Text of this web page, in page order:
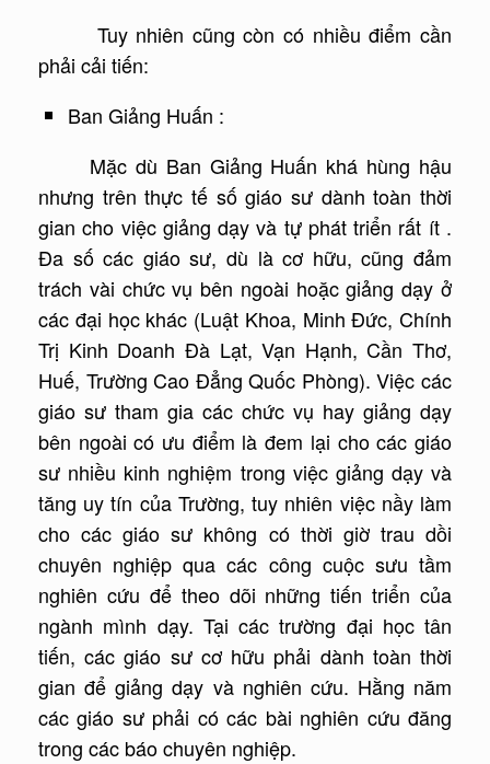
Tuy nhiên cũng còn có nhiều điểm cần
phải cải tiến:
Ban Giảng Huấn :
Mặc dù Ban Giảng Huấn khá hùng hậu
nhưng trên thực tế số giáo sư dành toàn thời
gian cho việc giảng dạy và tự phát triển rất ít .
Đa số các giáo sư, dù là cơ hữu, cũng đảm
trách vài chức vụ bên ngoài hoặc giảng dạy ở
các đại học khác (Luật Khoa, Minh Đức, Chính
Trị Kinh Doanh Đà Lạt, Vạn Hạnh, Cần Thơ,
Huế, Trường Cao Đẳng Quốc Phòng). Việc các
giáo sư tham gia các chức vụ hay giảng dạy
bên ngoài có ưu điểm là đem lại cho các giáo
sư nhiều kinh nghiệm trong việc giảng dạy và
tăng uy tín của Trường, tuy nhiên việc nầy làm
cho các giáo sư không có thời giờ trau dồi
chuyên nghiệp qua các công cuộc sưu tầm
nghiên cứu để theo dõi những tiến triển của
ngành mình dạy. Tại các trường đại học tân
tiến, các giáo sư cơ hữu phải dành toàn thời
gian để giảng dạy và nghiên cứu. Hằng năm
các giáo sư phải có các bài nghiên cứu đăng
trong các báo chuyên nghiệp.